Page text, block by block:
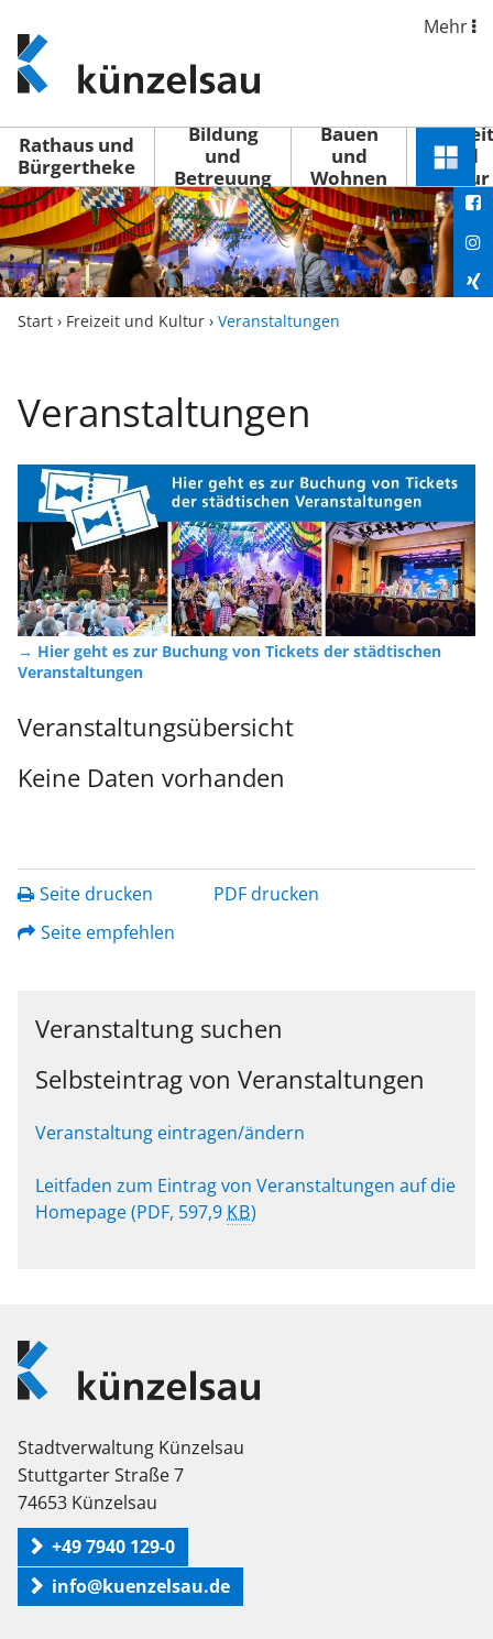
www.kuenzelsau.de
(zur
Startseite)
Mehr
Rathaus und
Bürgertheke
Bildung
und
Betreuung
Bauen
und
Wohnen
Freizeit
und
Kultur
Menü
Start › Freizeit und Kultur › Veranstaltungen
Veranstaltungen
→ Hier geht es zur Buchung von Tickets der städtischen
Veranstaltungen
Veranstaltungsübersicht
Keine Daten vorhanden
Seite drucken
PDF drucken
Seite empfehlen
Veranstaltung suchen
Selbsteintrag von Veranstaltungen
Veranstaltung eintragen/ändern
Leitfaden zum Eintrag von Veranstaltungen auf die
Homepage(PDF, 597,9 KB)
Logo
Künzelsau
Stadtverwaltung Künzelsau
Stuttgarter Straße 7
74653 Künzelsau
+49 7940 129-0
info@kuenzelsau.de